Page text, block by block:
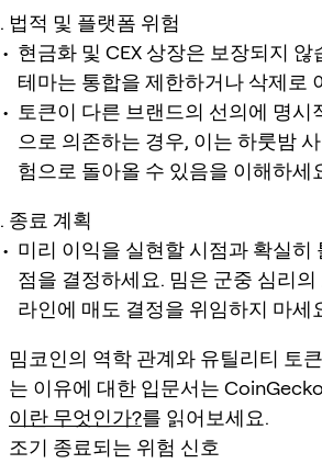
법적 및 플랫폼 위험
현금화 및 CEX 상장은 보장되지 않
테마는 통합을 제한하거나 삭제로
토큰이 다른 브랜드의 선의에 명시
으로 의존하는 경우, 이는 하룻밤
험으로 돌아올 수 있음을 이해하세
종료 계획
미리 이익을 실현할 시점과 확실히
점을 결정하세요. 밈은 군중 심리
라인에 매도 결정을 위임하지 마세
밈코인의 역학 관계와 유틸리티 토
는 이유에 대한 입문서는
이란 무엇인가?를 읽어보세요.
조기 종료되는 위험 신호